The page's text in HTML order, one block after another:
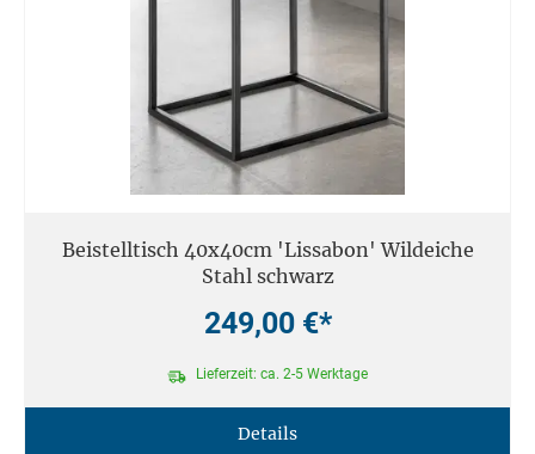
Beistelltisch 40x40cm 'Lissabon' Wildeiche
Stahl schwarz
249,00 €*
Lieferzeit: ca. 2-5 Werktage
Details